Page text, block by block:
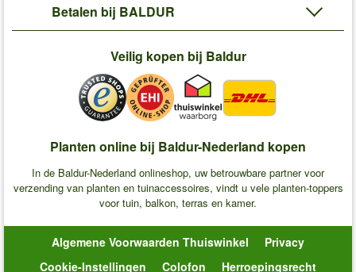
Betalen bij BALDUR
Veilig kopen bij Baldur
Planten online bij Baldur-Nederland kopen
In de Baldur-Nederland onlineshop, uw betrouwbare partner voor
verzending van planten en tuinaccessoires, vindt u vele planten-toppers
voor tuin, balkon, terras en kamer.
Algemene Voorwaarden Thuiswinkel
Privacy
Cookie-Instellingen
Colofon Herroepingsrecht